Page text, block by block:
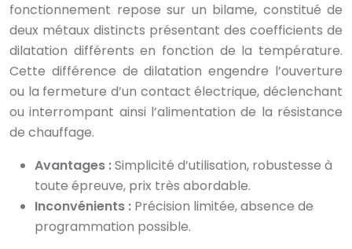
fonctionnement repose sur un bilame, constitué de
deux métaux distincts présentant des coefficients de
dilatation différents en fonction de la température.
Cette différence de dilatation engendre l’ouverture
ou la fermeture d’un contact électrique, déclenchant
ou interrompant ainsi l’alimentation de la résistance
de chauffage.
Avantages :Simplicité d’utilisation, robustesse à
toute épreuve, prix très abordable.
Inconvénients : Précision limitée, absence de
programmation possible.